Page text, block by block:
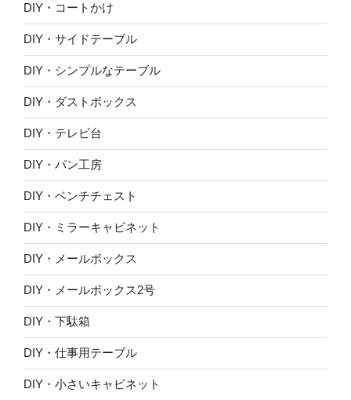
DIY・コートかけ
DIY・サイドテーブル
DIY・シンプルなテーブル
DIY・ダストボックス
DIY・テレビ台
DIY・パン工房
DIY・ベンチチェスト
DIY・ミラーキャビネット
DIY・メールボックス
DIY・メールボックス2号
DIY・下駄箱
DIY・仕事用テーブル
DIY・小さいキャビネット